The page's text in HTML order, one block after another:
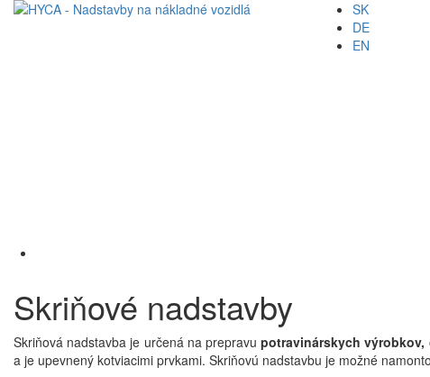
SK
DE
EN
Skriňové nadstavby
Skriňová nadstavba je určená na prepravupotravinárskych
a je upevnený kotviacimi prvkami. Skriňovú nadstavbu je možné